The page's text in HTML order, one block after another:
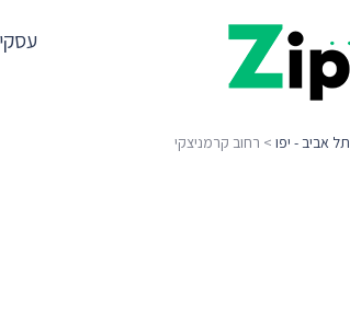
תל אביב - יפו > רחוב קרמניצקי